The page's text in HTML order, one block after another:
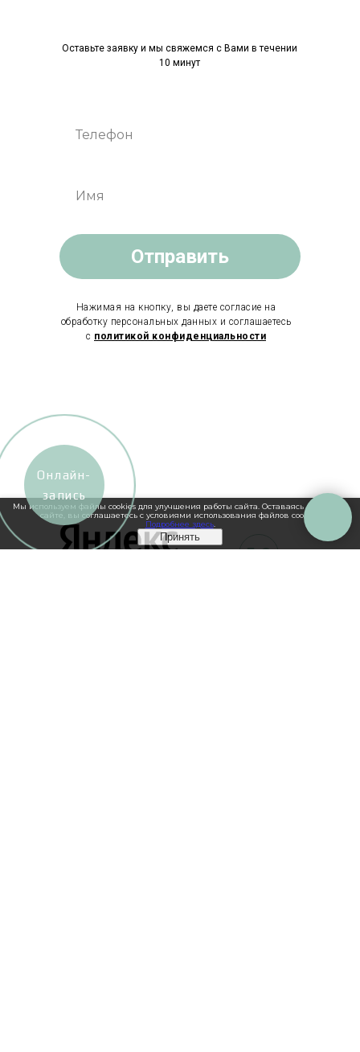
Мы используем файлы cookies для улучшения работы сайта. Оставаясь на нашем
сайте, вы соглашаетесь с условиями использования файлов cookies.
Подробнее здесь.
Принять
Отправить
Нажимая на кнопку, вы даете согласие на
обработку персональных данных и соглашаетесь
c политикой конфиденциальности
Оставьте заявку и мы свяжемся с Вами в течении
10 минут
5.0
Онлайн-
запись